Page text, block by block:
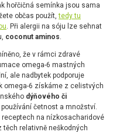
hořčičná semínka jsou sama
občas použít,tedy tu
. Při alergii na sóju lze sehnat
coconut aminos
že v rámci zdravé
omega-6 mastných
ale nadbytek podporuje
omega-6 získáme z celistvých
dýňového či
četnost a množství.
na nízkosacharidové
těch relativně neškodných